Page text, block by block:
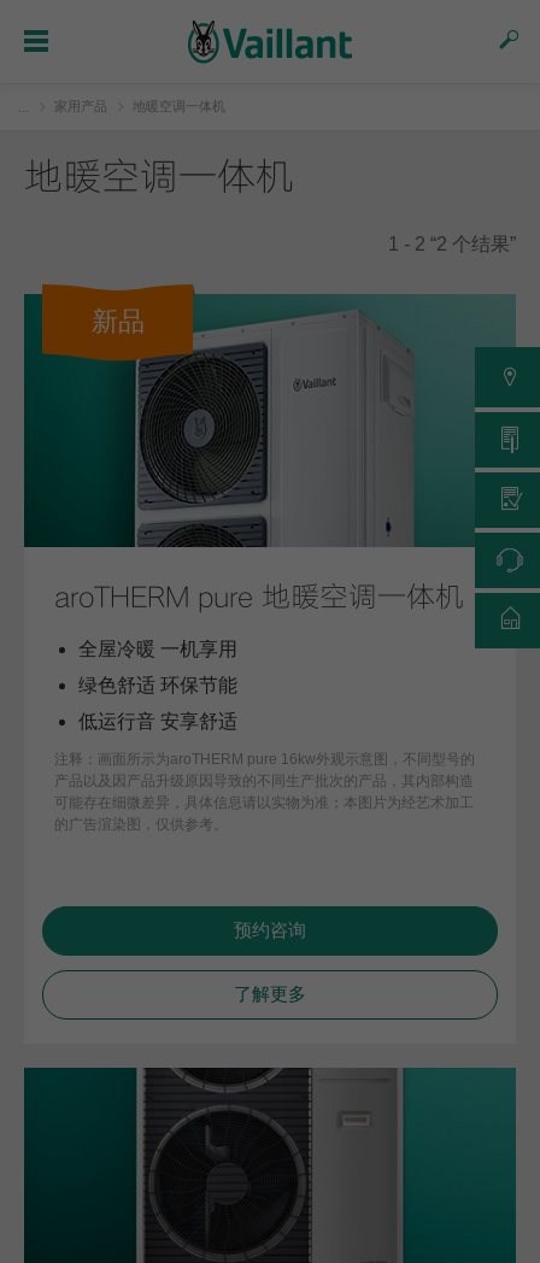
家用产品 地暖空调一体机
地暖空调一体机
1 - 2 “2 个结果”
aroTHERM pure 地暖空调一体机
全屋冷暖 一机享用
绿色舒适 环保节能
低运行音 安享舒适
注释：画面所示为aroTHERM pure 16kw外观示意图，不同型号的
产品以及因产品升级原因导致的不同生产批次的产品，其内部构造
可能存在细微差异，具体信息请以实物为准；本图片为经艺术加工
的广告渲染图，仅供参考。
新品
预约咨询
了解更多